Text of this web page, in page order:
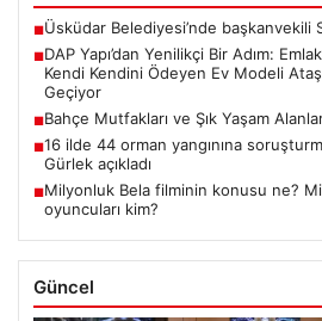
■Üsküdar Belediyesi’nde başkanvekili
■DAP Yapı’dan Yenilikçi Bir Adım:
Kendi Kendini Ödeyen Ev Modeli
Geçiyor
■Bahçe Mutfakları ve Şık Yaşam
■16 ilde 44 orman yangınına
Gürlek açıkladı
■Milyonluk Bela filminin konusu ne?
oyuncuları kim?
Güncel